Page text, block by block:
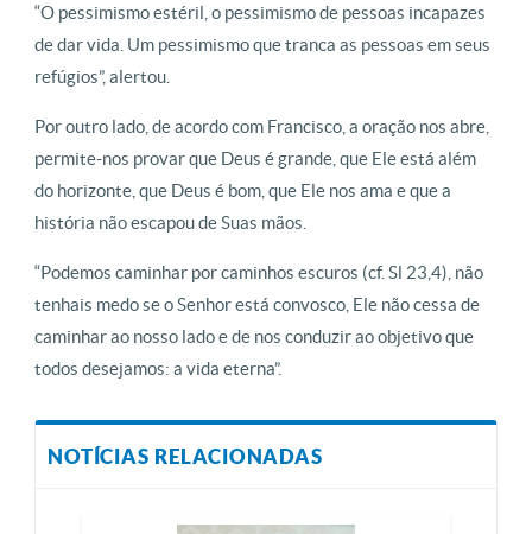
“O pessimismo estéril, o pessimismo de pessoas incapazes
de dar vida. Um pessimismo que tranca as pessoas em seus
refúgios”, alertou.
Por outro lado, de acordo com Francisco, a oração nos abre,
permite-nos provar que Deus é grande, que Ele está além
do horizonte, que Deus é bom, que Ele nos ama e que a
história não escapou de Suas mãos.
“Podemos caminhar por caminhos escuros (cf. Sl 23,4), não
tenhais medo se o Senhor está convosco, Ele não cessa de
caminhar ao nosso lado e de nos conduzir ao objetivo que
todos desejamos: a vida eterna”.
NOTÍCIAS RELACIONADAS